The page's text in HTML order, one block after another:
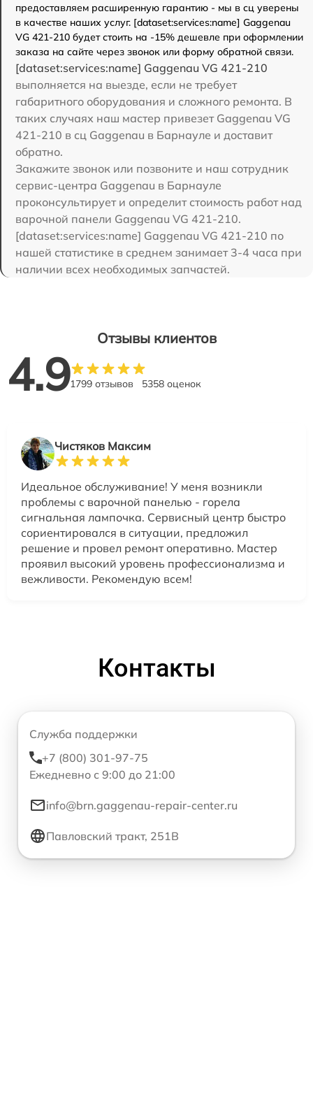
предоставляем расширенную гарантию - мы в сц уверены
в качестве наших услуг. [dataset:services:name] Gaggenau
VG 421-210 будет стоить на -15% дешевле при оформлении
заказа на сайте через звонок или форму обратной связи.
[dataset:services:name] Gaggenau VG 421-210
выполняется на выезде, если не требует
габаритного оборудования и сложного ремонта. В
таких случаях наш мастер привезет Gaggenau VG
421-210 в сц Gaggenau в Барнауле и доставит
обратно.
Закажите звонок или позвоните и наш сотрудник
сервис-центра Gaggenau в Барнауле
проконсультирует и определит стоимость работ над
варочной панели Gaggenau VG 421-210.
[dataset:services:name] Gaggenau VG 421-210 по
нашей статистике в среднем занимает 3-4 часа при
наличии всех необходимых запчастей.
Отзывы клиентов
4.91799 отзывов 5358 оценок
Чистяков Максим
Идеальное обслуживание! У меня возникли
проблемы с варочной панелью - горела
сигнальная лампочка. Сервисный центр быстро
сориентировался в ситуации, предложил
решение и провел ремонт оперативно. Мастер
проявил высокий уровень профессионализма и
вежливости. Рекомендую всем!
Контакты
Служба поддержки
+7 (800) 301-97-75
Ежедневно с 9:00 до 21:00
info@brn.gaggenau-repair-center.ru
Павловский тракт, 251В